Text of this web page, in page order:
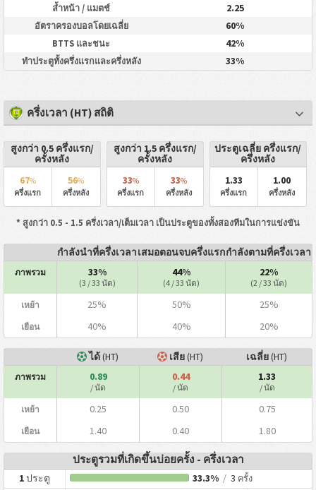
ล้ำหน้า / แมตช์ 2.25
อัตราครองบอลโดยเฉลี่ย 60%
BTTS และชนะ 42%
ทำประตูทั้งครึ่งแรกและครึ่งหลัง 33%
ครึ่งเวลา (HT) สถิติ
สูงกว่า 0.5 ครึ่งแรก/
ครั้งหลัง
67%
ครึ่งแรก
56%
ครึ่งหลัง
สูงกว่า 1.5 ครึ่งแรก/
ครั้งหลัง
33%
ครึ่งแรก
33%
ครึ่งหลัง
ประตูเฉลี่ย ครึ่งแรก/
ครึ่งหลัง
1.33
ครึ่งแรก
1.00
ครึ่งหลัง
* สูงกว่า 0.5 - 1.5 ครึ่งเวลา/เต็มเวลา เป็นประตูของทั้งสองทีมในการแข่งขัน
กำลังนำที่ครึ่งเวลาเสมอตอนจบครึ่งแรกกำลังตามที่ครึ่งเวลา
ภาพรวม 33%
(3 / 33 นัด)
44%
(4 / 33 นัด)
22%
(2 / 33 นัด)
เหย้า 25% 50% 25%
เยือน 40% 40% 20%
ได้(HT) เสีย(HT) เฉลี่ย(HT)
ภาพรวม 0.89
/ นัด
0.44
/ นัด
1.33
/ นัด
เหย้า 0.25 0.50 0.75
เยือน 1.40 0.40 1.80
ประตูรวมที่เกิดขึ้นบ่อยครั้ง - ครึ่งเวลา
1ประตู 33.3% / 3 ครั้ง